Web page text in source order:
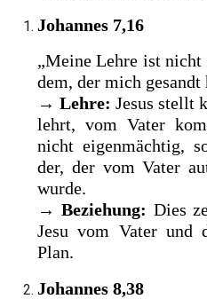
Johannes 7,16
„Meine Lehre ist
dem, der mich gesandt
→Lehre: Jesus stellt
lehrt, vom Vater
nicht eigenmächtig,
der, der vom Vater
wurde.
→Beziehung: Dies
Jesu vom Vater und
Plan.
Johannes 8,38